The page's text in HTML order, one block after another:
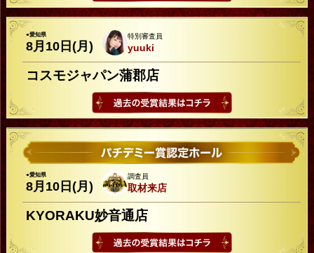
●愛知県
8月10日(月)
特別審査員
yuuki
コスモジャパン蒲郡店
●愛知県
8月10日(月)
調査員
取材来店
KYORAKU妙音通店